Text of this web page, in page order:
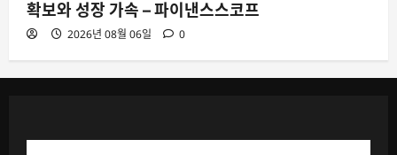
확보와 성장 가속 – 파이낸스스코프
2026년 08월 06일 0